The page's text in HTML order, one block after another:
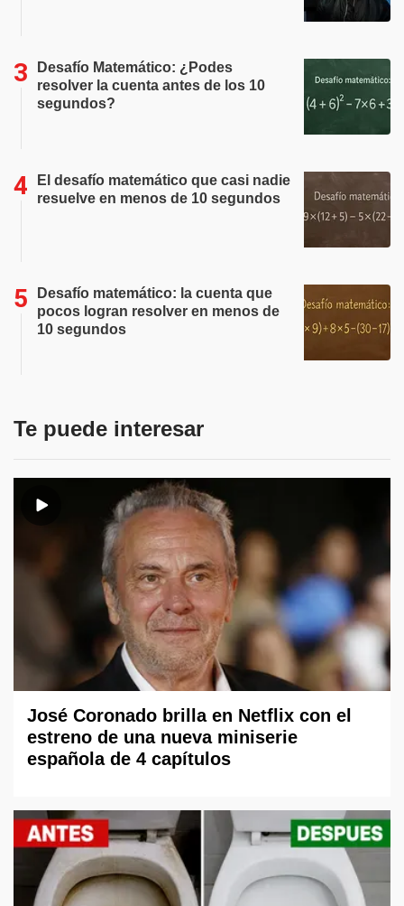
Desafío Matemático: ¿Podes
resolver la cuenta antes de los 10
segundos?
El desafío matemático que casi nadie
resuelve en menos de 10 segundos
Desafío matemático: la cuenta que
pocos logran resolver en menos de
10 segundos
Te puede interesar
José Coronado brilla en Netflix con el
estreno de una nueva miniserie
española de 4 capítulos